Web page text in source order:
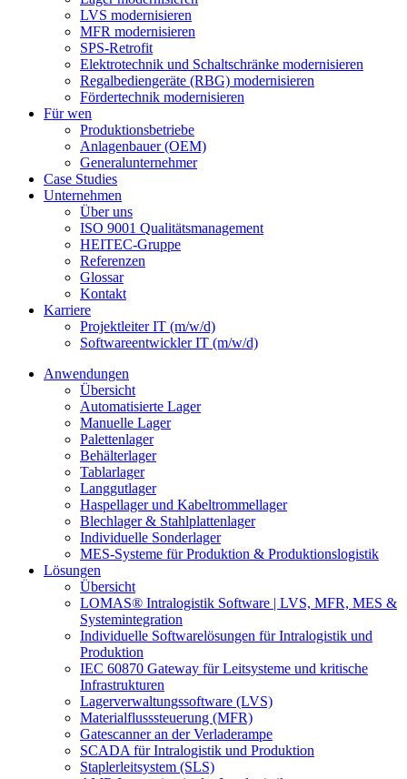
LVS modernisieren
MFR modernisieren
SPS-Retrofit
Elektrotechnik und Schaltschränke modernisieren
Regalbediengeräte (RBG) modernisieren
Fördertechnik modernisieren
Für wen
Produktionsbetriebe
Anlagenbauer (OEM)
Generalunternehmer
Case Studies
Unternehmen
Über uns
ISO 9001 Qualitätsmanagement
HEITEC-Gruppe
Referenzen
Glossar
Kontakt
Karriere
Projektleiter IT (m/w/d)
Softwareentwickler IT (m/w/d)
Anwendungen
Übersicht
Automatisierte Lager
Manuelle Lager
Palettenlager
Behälterlager
Tablarlager
Langgutlager
Haspellager und Kabeltrommellager
Blechlager & Stahlplattenlager
Individuelle Sonderlager
MES-Systeme für Produktion & Produktionslogistik
Lösungen
Übersicht
LOMAS® Intralogistik Software | LVS, MFR, MES &
Systemintegration
Individuelle Softwarelösungen für Intralogistik und
Produktion
IEC 60870 Gateway für Leitsysteme und kritische
Infrastrukturen
Lagerverwaltungssoftware (LVS)
Materialflusssteuerung (MFR)
Gatescanner an der Verladerampe
SCADA für Intralogistik und Produktion
Staplerleitsystem (SLS)